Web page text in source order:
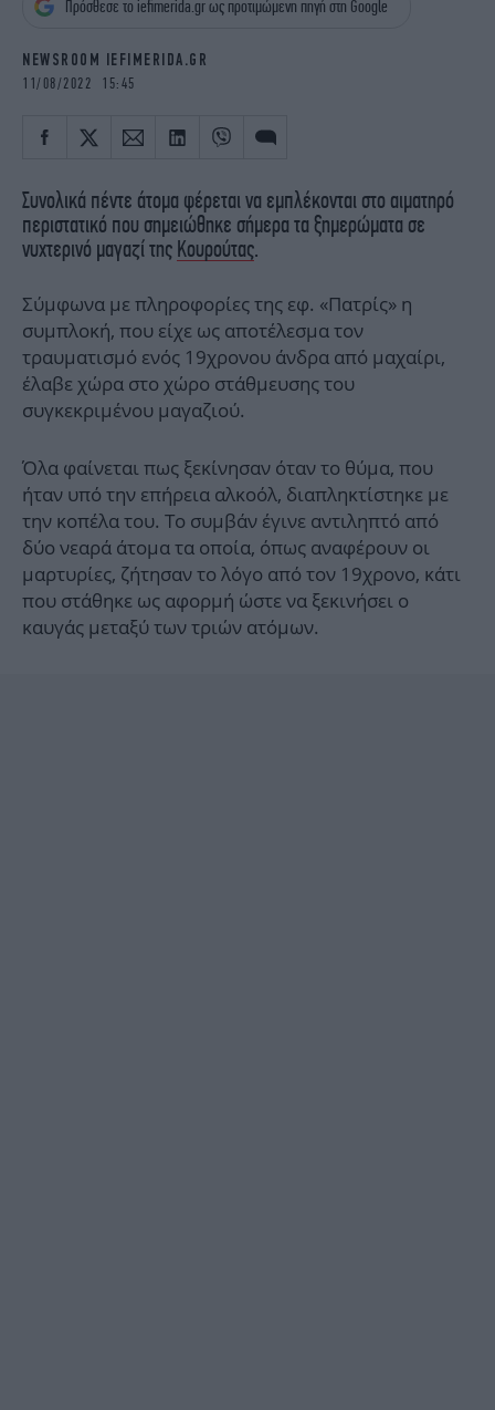
iBOOKS
ΖΩΔΙΑ
MEDIA
NEWSLETTER
Πρόσθεσε το iefimerida.gr ως προτιμώμενη πηγή στη Google
NEWSROOM IEFIMERIDA.GR
11/08/2022 15:45
Συνολικά πέντε άτομα φέρεται να εμπλέκονται στο αιματηρό
περιστατικό που σημειώθηκε σήμερα τα ξημερώματα σε
νυχτερινό μαγαζί της Κουρούτας.
Σύμφωνα με πληροφορίες της εφ. «Πατρίς» η
συμπλοκή, που είχε ως αποτέλεσμα τον
τραυματισμό ενός 19χρονου άνδρα από μαχαίρι,
έλαβε χώρα στο χώρο στάθμευσης του
συγκεκριμένου μαγαζιού.
Όλα φαίνεται πως ξεκίνησαν όταν το θύμα, που
ήταν υπό την επήρεια αλκοόλ, διαπληκτίστηκε με
την κοπέλα του. Το συμβάν έγινε αντιληπτό από
δύο νεαρά άτομα τα οποία, όπως αναφέρουν οι
μαρτυρίες, ζήτησαν το λόγο από τον 19χρονο, κάτι
που στάθηκε ως αφορμή ώστε να ξεκινήσει ο
καυγάς μεταξύ των τριών ατόμων.